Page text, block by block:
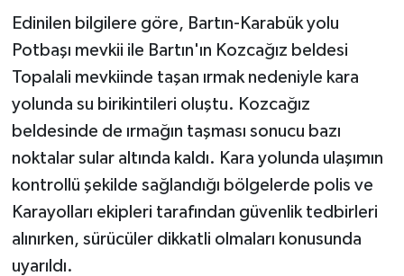
Edinilen bilgilere göre, Bartın-Karabük yolu
Potbaşı mevkii ile Bartın'ın Kozcağız beldesi
Topalali mevkiinde taşan ırmak nedeniyle kara
yolunda su birikintileri oluştu. Kozcağız
beldesinde de ırmağın taşması sonucu bazı
noktalar sular altında kaldı. Kara yolunda ulaşımın
kontrollü şekilde sağlandığı bölgelerde polis ve
Karayolları ekipleri tarafından güvenlik tedbirleri
alınırken, sürücüler dikkatli olmaları konusunda
uyarıldı.